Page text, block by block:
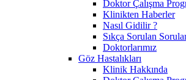
Doktor Çalışma
Klinikten Haberler
Nasıl Gidilir ?
Sıkça Sorulan
Doktorlarımız
Göz Hastalıkları
Klinik Hakkında